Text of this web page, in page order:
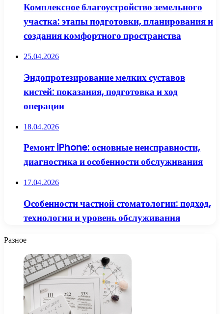
Комплексное благоустройство земельного
участка: этапы подготовки, планирования и
создания комфортного пространства
25.04.2026
Эндопротезирование мелких суставов
кистей: показания, подготовка и ход
операции
18.04.2026
Ремонт iPhone: основные неисправности,
диагностика и особенности обслуживания
17.04.2026
Особенности частной стоматологии: подход,
технологии и уровень обслуживания
Разное